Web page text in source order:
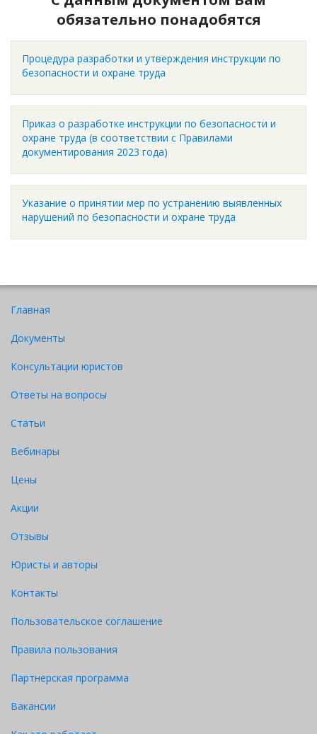
обязательно понадобятся
Процедура разработки и утверждения инструкции по
безопасности и охране труда
Приказ о разработке инструкции по безопасности и
охране труда (в соответствии с Правилами
документирования 2023 года)
Указание о принятии мер по устранению выявленных
нарушений по безопасности и охране труда
Главная
Документы
Консультации юристов
Ответы на вопросы
Статьи
Вебинары
Цены
Акции
Отзывы
Юристы и авторы
Контакты
Пользовательское соглашение
Правила пользования
Партнерская программа
Вакансии